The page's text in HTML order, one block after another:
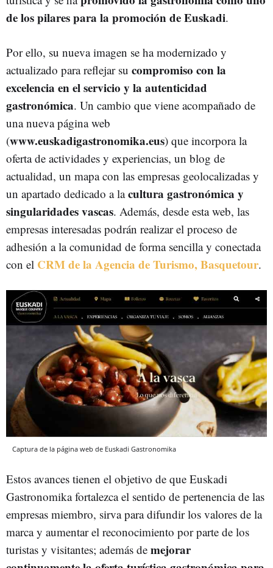
de los pilares para la promoción de Euskadi.
Por ello, su nueva imagen se ha modernizado y
actualizado para reflejar su compromiso con la
excelencia en el servicio y la autenticidad
gastronómica. Un cambio que viene acompañado de
una nueva página web
(www.euskadigastronomika.eus) que incorpora la
oferta de actividades y experiencias, un blog de
actualidad, un mapa con las empresas geolocalizadas y
un apartado dedicado a lacultura gastronómica y
singularidades vascas. Además, desde esta web, las
empresas interesadas podrán realizar el proceso de
adhesión a la comunidad de forma sencilla y conectada
con el CRM de la Agencia de Turismo, Basquetour.
Captura de la página web de Euskadi Gastronomika
Estos avances tienen el objetivo de que Euskadi
Gastronomika fortalezca el sentido de pertenencia de las
empresas miembro, sirva para difundir los valores de la
marca y aumentar el reconocimiento por parte de los
turistas y visitantes; además de mejorar